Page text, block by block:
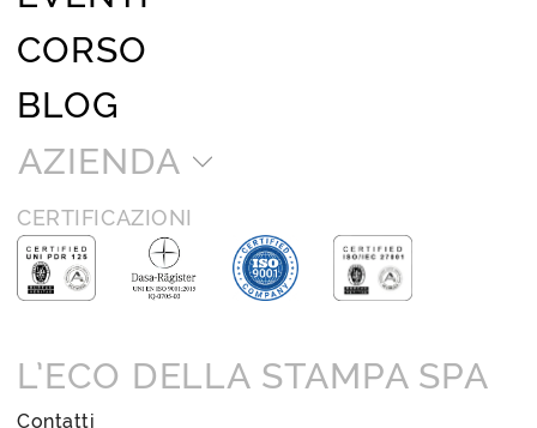
CORSO
BLOG
AZIENDA
CERTIFICAZIONI
L’ECO DELLA STAMPA SPA
Contatti